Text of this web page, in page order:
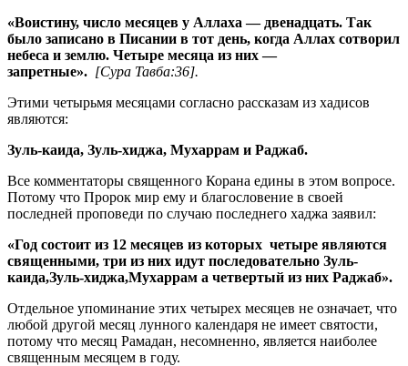
«Воистину, число месяцев у Аллаха — двенадцать. Так
было записано в Писании в тот день, когда Аллах сотворил
небеса и землю. Четыре месяца из них —
запретные». [Сура Тавба:36].
Этими четырьмя месяцами согласно рассказам из хадисов
являются:
Зуль-каида, Зуль-хиджа, Мухаррам и Раджаб.
Все комментаторы священного Корана едины в этом вопросе.
Потому что Пророк мир ему и благословение в своей
последней проповеди по случаю последнего хаджа заявил:
«Год состоит из 12 месяцев из которых четыре являются
священными, три из них идут последовательно Зуль-
каида,Зуль-хиджа,Мухаррам а четвертый из них Раджаб».
Отдельное упоминание этих четырех месяцев не означает, что
любой другой месяц лунного календаря не имеет святости,
потому что месяц Рамадан, несомненно, является наиболее
священным месяцем в году.